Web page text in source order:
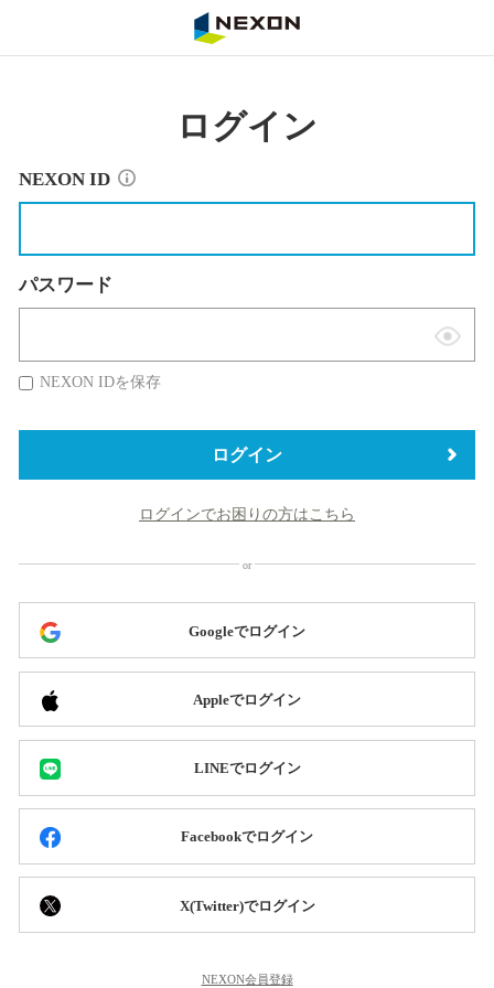
ログイン
NEXON ID
パスワード
表
替
NEXON IDを保存
ログイン
ログインでお困りの方はこちら
Googleでログイン
Appleでログイン
LINEでログイン
Facebookでログイン
X(Twitter)でログイン
NEXON会員登録